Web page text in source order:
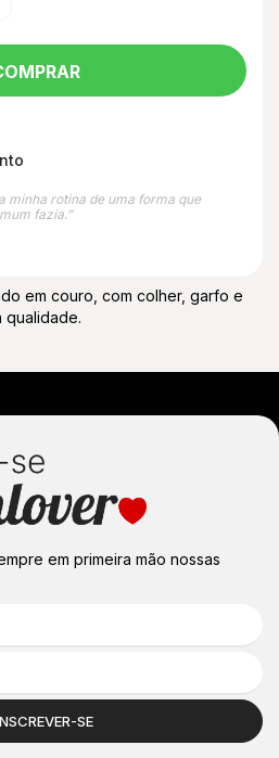
minha rotina de uma forma que
fazia.”
em couro, com colher, garfo e
qualidade.
em primeira mão nossas